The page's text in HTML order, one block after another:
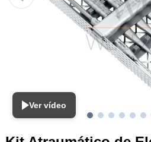
Ver vídeo